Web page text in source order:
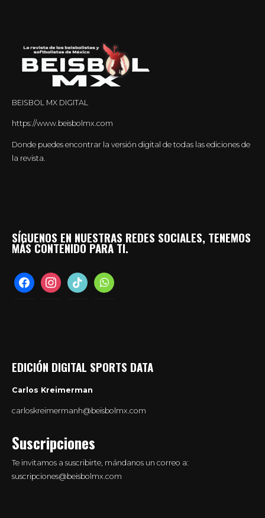
BEISBOL MX DIGITAL
https://www.beisbolmx.com
Donde puedes encontrar la versión digital de todas las ediciones de
la revista.
SÍGUENOS EN NUESTRAS REDES SOCIALES, TENEMOS
MÁS CONTENIDO PARA TI.
facebookinstagramtiktok whatsapp
EDICIÓN DIGITAL SPORTS DATA
Carlos Kreimerman
carloskreimermanh@beisbolmx.com
Suscripciones
Te invitamos a suscribirte, mándanos un correo a:
suscripciones@beisbolmx.com